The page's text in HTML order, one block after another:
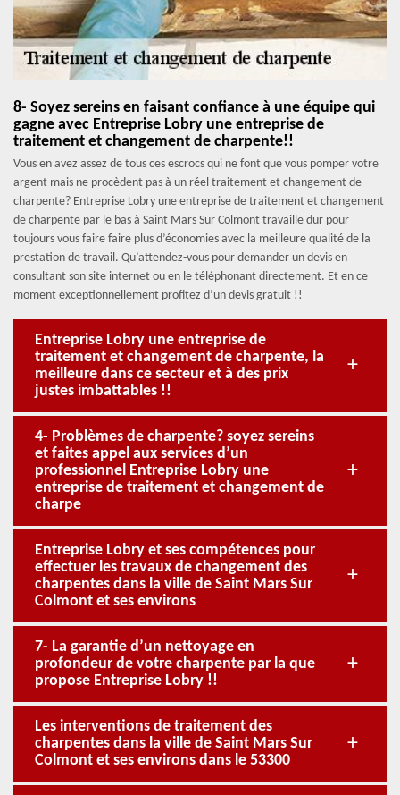
8- Soyez sereins en faisant confiance à une équipe qui
gagne avec Entreprise Lobry une entreprise de
traitement et changement de charpente!!
Vous en avez assez de tous ces escrocs qui ne font que vous pomper votre
argent mais ne procèdent pas à un réel traitement et changement de
charpente? Entreprise Lobry une entreprise de traitement et changement
de charpente par le bas à Saint Mars Sur Colmont travaille dur pour
toujours vous faire faire plus d’économies avec la meilleure qualité de la
prestation de travail. Qu’attendez-vous pour demander un devis en
consultant son site internet ou en le téléphonant directement. Et en ce
moment exceptionnellement profitez d’un devis gratuit !!
Entreprise Lobry une entreprise de
traitement et changement de charpente, la
meilleure dans ce secteur et à des prix
justes imbattables !!
4- Problèmes de charpente? soyez sereins
et faites appel aux services d’un
professionnel Entreprise Lobry une
entreprise de traitement et changement de
charpe
Entreprise Lobry et ses compétences pour
effectuer les travaux de changement des
charpentes dans la ville de Saint Mars Sur
Colmont et ses environs
7- La garantie d’un nettoyage en
profondeur de votre charpente par la que
propose Entreprise Lobry !!
Les interventions de traitement des
charpentes dans la ville de Saint Mars Sur
Colmont et ses environs dans le 53300